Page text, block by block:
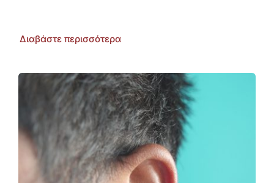
Διαβάστε περισσότερα